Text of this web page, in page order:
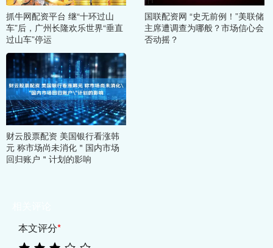
抓牛网配资平台 继“十环过山
车”后，广州长隆欢乐世界“垂直
过山车”停运
国联配资网 “史无前例！”美联储
主席遭调查为哪般？市场信心会
否动摇？
财云股票配资 美国银行看涨韩
元 称市场尚未消化＂国内市场
回归账户＂计划的影响
本文评分*